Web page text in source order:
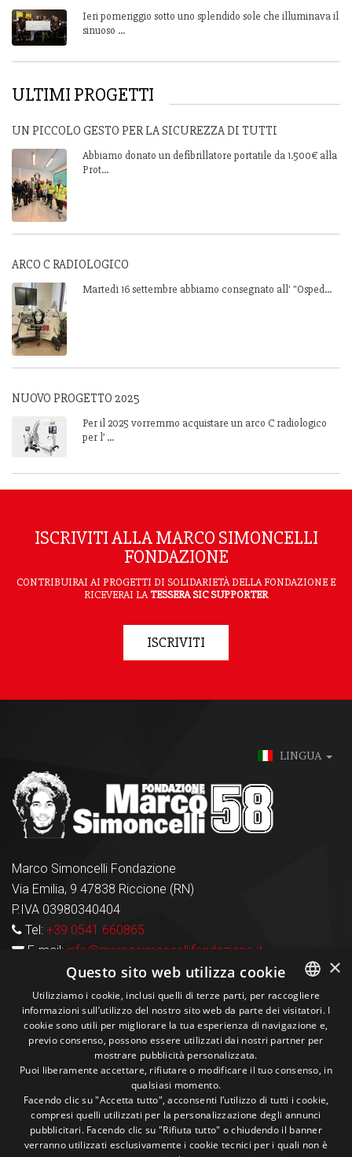
Ieri pomeriggio sotto uno splendido sole che illuminava il
sinuoso ...
ULTIMI PROGETTI
UN PICCOLO GESTO PER LA SICUREZZA DI TUTTI
Abbiamo donato un defibrillatore portatile da 1.500€ alla
Prot...
ARCO C RADIOLOGICO
Martedì 16 settembre abbiamo consegnato all' "Osped...
NUOVO PROGETTO 2025
Per il 2025 vorremmo acquistare un arco C radiologico
per l’ ...
ISCRIVITI ALLA MARCO SIMONCELLI
FONDAZIONE
CONTRIBUIRAI AI PROGETTI DI SOLIDARIETÀ DELLA FONDAZIONE E
RICEVERAI LATESSERA SIC SUPPORTER
ISCRIVITI
LINGUA
Marco Simoncelli Fondazione
Via Emilia, 9 47838 Riccione (RN)
P.IVA 03980340404
Tel: +39 0541 660865
E-mail: info@marcosimoncellifondazione.it
Carte Accettate
Seguici sui social
1M
Followers
13k
Followers
10+
Followers
300+
Followers
ITALIAN
ENGLISH
×
Questo sito web utilizza cookie
Utilizziamo i cookie, inclusi quelli di terze parti, per raccogliere
informazioni sull’utilizzo del nostro sito web da parte dei visitatori. I
cookie sono utili per migliorare la tua esperienza di navigazione e,
previo consenso, possono essere utilizzati dai nostri partner per
mostrare pubblicità personalizzata.
Puoi liberamente accettare, rifiutare o modificare il tuo consenso, in
qualsiasi momento.
Facendo clic su "Accetta tutto", acconsenti l’utilizzo di tutti i cookie,
compresi quelli utilizzati per la personalizzazione degli annunci
pubblicitari. Facendo clic su "Rifiuta tutto" o chiudendo il banner
verranno utilizzati esclusivamente i cookie tecnici per i quali non è